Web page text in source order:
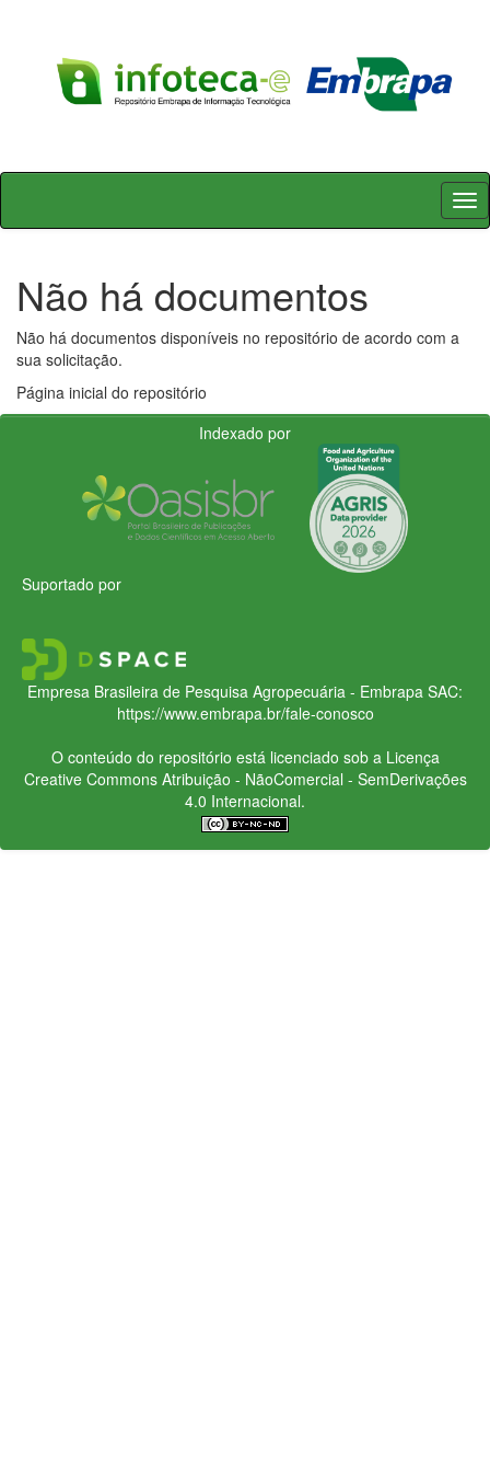
Skip
Não há documentos
Não há documentos disponíveis no repositório de acordo com a
sua solicitação.
Página inicial do repositório
Indexado por
Suportado por
Empresa Brasileira de Pesquisa Agropecuária - Embrapa SAC:
https://www.embrapa.br/fale-conosco
O conteúdo do repositório está licenciado sob a Licença
Creative CommonsAtribuição - NãoComercial - SemDerivações
4.0 Internacional.